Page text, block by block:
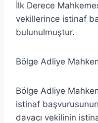
İlk Derece
vekillerince istinaf
bulunulmuştur.
Bölge Adliye
Bölge Adliye
istinaf
davacı vekilinin